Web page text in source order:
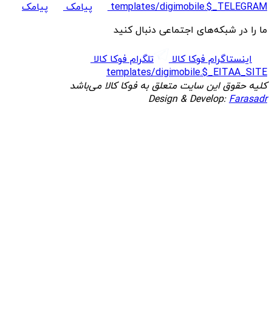
templates/digimobile.$_TELEGRAM
پیامک
پیامک
ما را در شبکه‌های اجتماعی دنبال کنید
اینستاگرام فوکا کالا
تلگرام فوکا کالا
templates/digimobile.$_EITAA_SITE
کلیه حقوق این سایت متعلق به فوکا کالا می‌باشد
Design & Develop:Farasadr